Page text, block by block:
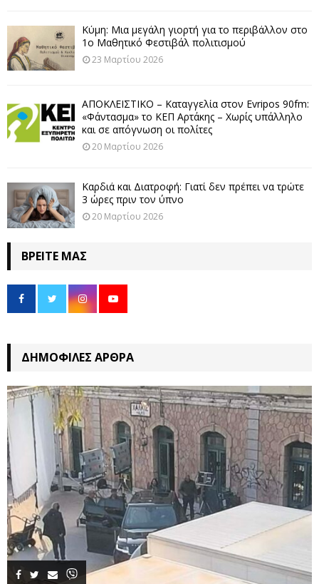
Κύμη: Μια μεγάλη γιορτή για το περιβάλλον στο
1ο Μαθητικό Φεστιβάλ πολιτισμού
23 Μαρτίου 2026
ΑΠΟΚΛΕΙΣΤΙΚΟ – Καταγγελία στον Evripos 90fm:
«Φάντασμα» το ΚΕΠ Αρτάκης – Χωρίς υπάλληλο
και σε απόγνωση οι πολίτες
20 Μαρτίου 2026
Καρδιά και Διατροφή: Γιατί δεν πρέπει να τρώτε
3 ώρες πριν τον ύπνο
20 Μαρτίου 2026
ΒΡΕΊΤΕ ΜΑΣ
ΔΗΜΟΦΙΛΈΣ ΆΡΘΡΑ